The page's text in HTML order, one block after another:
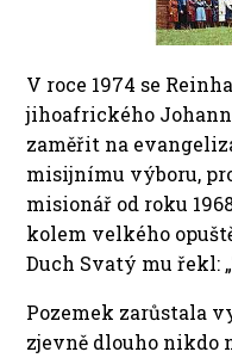
V roce 1974 se
jihoafrického
zaměřit na
misijnímu výboru,
misionář od roku
kolem velkého
Duch Svatý mu řekl:
Pozemek zarůstala
zjevně dlouho nikdo